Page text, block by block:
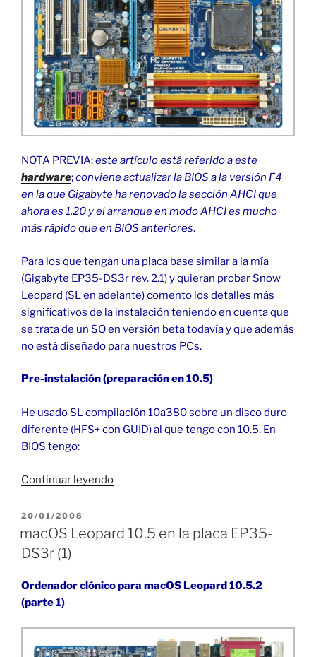
NOTA PREVIA:este artículo está referido a este
hardware;conviene actualizar la BIOS a la versión F4
en la que Gigabyte ha renovado la sección AHCI que
ahora es 1.20 y el arranque en modo AHCI es mucho
más rápido que en BIOS anteriores.
Para los que tengan una placa base similar a la mía
(Gigabyte EP35-DS3r rev. 2.1) y quieran probar Snow
Leopard (SL en adelante) comento los detalles más
significativos de la instalación teniendo en cuenta que
se trata de un SO en versión beta todavía y que además
no está diseñado para nuestros PCs.
Pre-instalación (preparación en 10.5)
He usado SL compilación 10a380 sobre un disco duro
diferente (HFS+ con GUID) al que tengo con 10.5. En
BIOS tengo:
Continuar leyendo«macOS
en
PUBLICADO
20/01/2008
macOS Leopard 10.5 en la placa EP35-
DS3r (1)
Ordenador clónico para macOS Leopard 10.5.2
(parte 1)